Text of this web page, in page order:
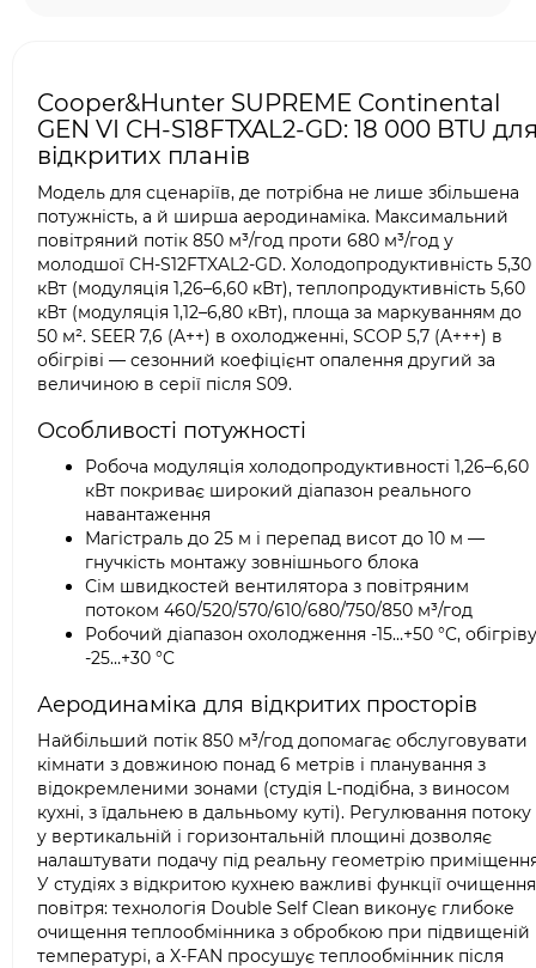
Cooper&Hunter SUPREME Continental
GEN VI CH-S18FTXAL2-GD: 18 000 BTU
відкритих планів
Модель для сценаріїв, де потрібна не лише збільшена
потужність, а й ширша аеродинаміка. Максимальний
повітряний потік 850 м³/год проти 680 м³/год у
молодшої CH-S12FTXAL2-GD. Холодопродуктивність 5,30
кВт (модуляція 1,26–6,60 кВт), теплопродуктивність 5,60
кВт (модуляція 1,12–6,80 кВт), площа за маркуванням до
50 м². SEER 7,6 (A++) в охолодженні, SCOP 5,7 (A+++) в
обігріві — сезонний коефіцієнт опалення другий за
величиною в серії після S09.
Особливості потужності
Робоча модуляція холодопродуктивності 1,26–6,60
кВт покриває широкий діапазон реального
навантаження
Магістраль до 25 м і перепад висот до 10 м —
гнучкість монтажу зовнішнього блока
Сім швидкостей вентилятора з повітряним
потоком 460/520/570/610/680/750/850 м³/год
Робочий діапазон охолодження -15…+50 °C, обігріву
-25…+30 °C
Аеродинаміка для відкритих просторів
Найбільший потік 850 м³/год допомагає обслуговувати
кімнати з довжиною понад 6 метрів і планування з
відокремленими зонами (студія L-подібна, з виносом
кухні, з їдальнею в дальньому куті). Регулювання потоку
у вертикальній і горизонтальній площині дозволяє
налаштувати подачу під реальну геометрію
У студіях з відкритою кухнею важливі функції очищення
повітря: технологія Double Self Clean виконує глибоке
очищення теплообмінника з обробкою при підвищеній
температурі, а X-FAN просушує теплообмінник після